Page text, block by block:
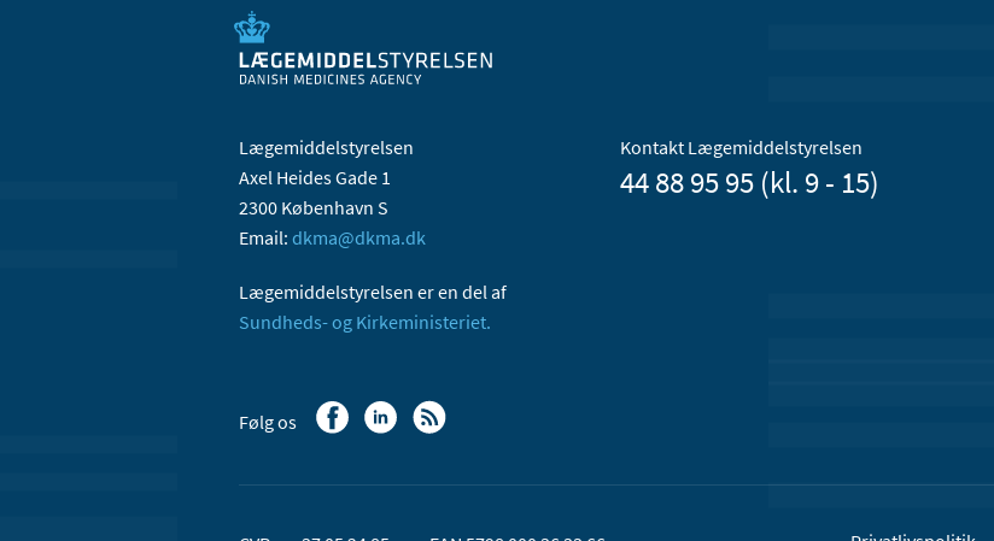
Lægemiddelstyrelsen
Axel Heides Gade 1
2300 København S
Email: dkma@dkma.dk
Lægemiddelstyrelsen er en del af
Sundheds- og Kirkeministeriet.
Kontakt Lægemiddelstyrelsen
44 88 95 95 (kl. 9 - 15)
Følg os